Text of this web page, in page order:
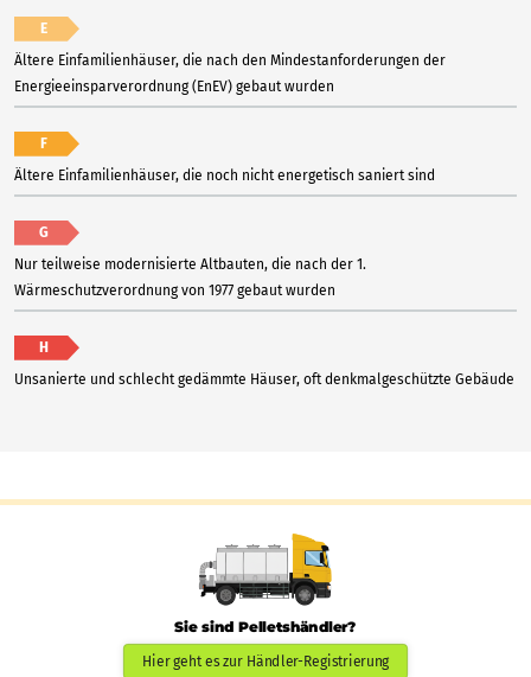
E
Ältere Einfamilienhäuser, die nach den Mindestanforderungen der
Energieeinsparverordnung (EnEV) gebaut wurden
F
Ältere Einfamilienhäuser, die noch nicht energetisch saniert sind
G
Nur teilweise modernisierte Altbauten, die nach der 1.
Wärmeschutzverordnung von 1977 gebaut wurden
H
Unsanierte und schlecht gedämmte Häuser, oft denkmalgeschützte Gebäude
Sie sind Pelletshändler?
Hier geht es zur Händler-Registrierung